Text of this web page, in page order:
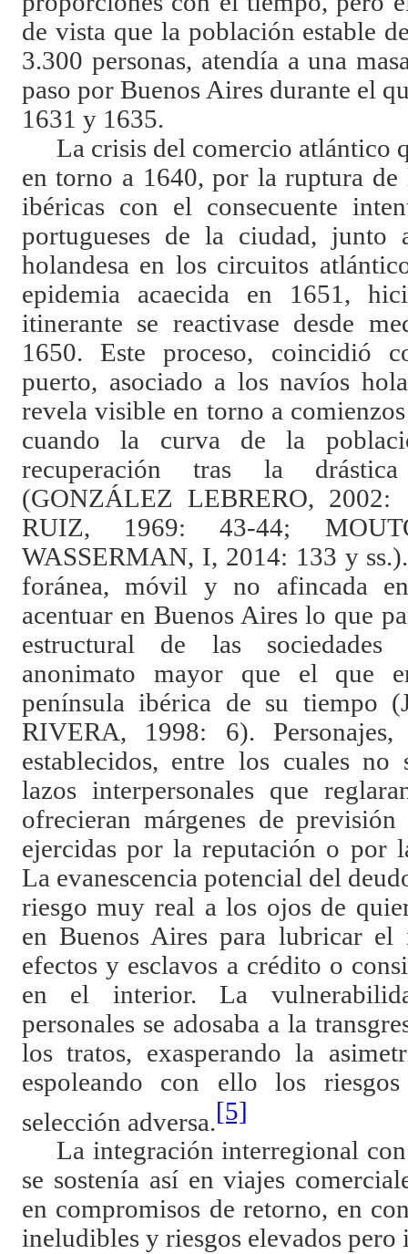
de vista que la población estable
3.300 personas, atendía a una
paso por Buenos Aires durante el
1631 y 1635.
La crisis del comercio atlántico
en torno a 1640, por la ruptura de
ibéricas con el consecuente
portugueses de la ciudad, junto
holandesa en los circuitos
epidemia acaecida en 1651,
itinerante se reactivase desde
1650. Este proceso, coincidió
puerto, asociado a los navíos
revela visible en torno a
cuando la curva de la
recuperación tras la
(GONZÁLEZ LEBRERO, 2002:
RUIZ, 1969: 43-44;
WASSERMAN, I, 2014: 133 y
foránea, móvil y no afincada
acentuar en Buenos Aires lo que
estructural de las sociedades
anonimato mayor que el que
península ibérica de su tiempo (
RIVERA, 1998: 6). Personajes,
establecidos, entre los cuales no
lazos interpersonales que
ofrecieran márgenes de previsión
ejercidas por la reputación o por
La evanescencia potencial del
riesgo muy real a los ojos de
en Buenos Aires para lubricar el
efectos y esclavos a crédito o
en el interior. La
personales se adosaba a la
los tratos, exasperando la
espoleando con ello los
selección adversa.[5]
La integración interregional
se sostenía así en viajes
en compromisos de retorno, en
ineludibles y riesgos elevados pero